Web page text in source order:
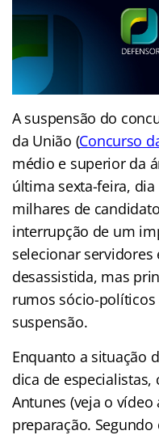
A suspensão do
da União (Concurso
médio e superior da
última sexta-feira,
milhares de
interrupção de um
selecionar
desassistida, mas
rumos sócio-
suspensão.
Enquanto a situação
dica de
Antunes (veja o
preparação.